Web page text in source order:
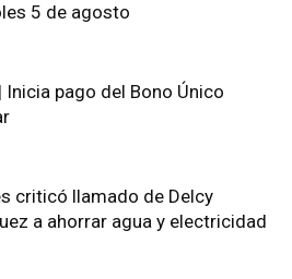
5 de agosto
Inicia pago del Bono Único
criticó llamado de Delcy
a ahorrar agua y electricidad